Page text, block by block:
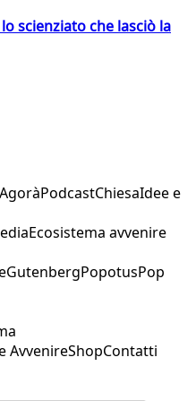
scienziato che lasciò la
AgoràPodcastChiesaIdee e
Ecosistema avvenire
GutenbergPopotusPop
AvvenireShopContatti